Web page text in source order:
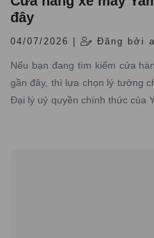
đây
04/07/2026 | Đăng bởi
Nếu bạn đang tìm kiếm cửa
gần đây, thì lựa chọn lý tưởng
Đại lý uỷ quyền chính thức của